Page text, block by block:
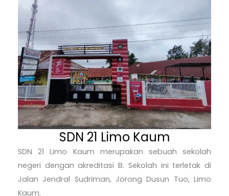
SDN 21 Limo Kaum
SDN 21 Limo Kaum merupakan sebuah sekolah
negeri dengan akreditasi B. Sekolah ini terletak di
Jalan Jendral Sudriman, Jorong Dusun Tuo, Limo
Kaum.